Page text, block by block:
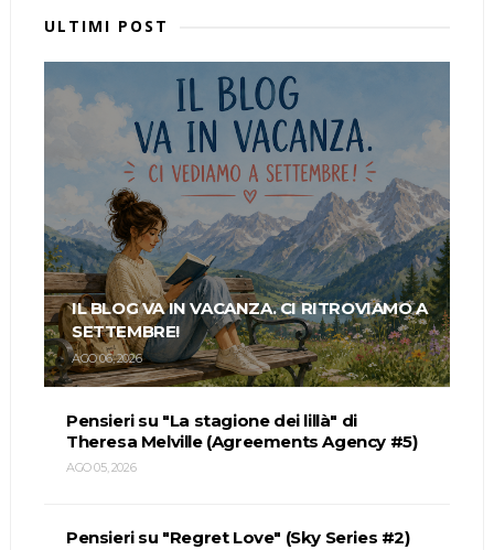
ULTIMI POST
IL BLOG VA IN VACANZA. CI RITROVIAMO A
SETTEMBRE!
AGO 06, 2026
Pensieri su "La stagione dei lillà" di
Theresa Melville (Agreements Agency #5)
AGO 05, 2026
Pensieri su "Regret Love" (Sky Series #2)